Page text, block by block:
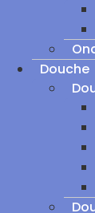
Douche